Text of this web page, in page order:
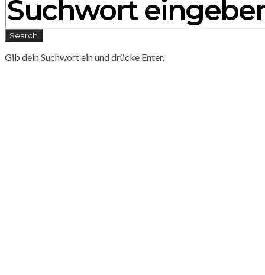
Search
Gib dein Suchwort ein und drücke Enter.